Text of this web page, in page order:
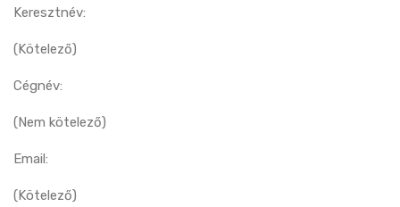
Keresztnév:
(Kötelező)
Cégnév:
(Nem kötelező)
Email:
(Kötelező)